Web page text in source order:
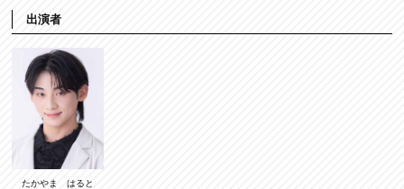
出演者
たかやま はると